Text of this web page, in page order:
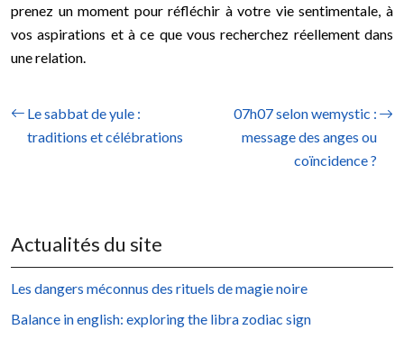
prenez un moment pour réfléchir à votre vie sentimentale, à
vos aspirations et à ce que vous recherchez réellement dans
une relation.
Le sabbat de yule :
traditions et célébrations
07h07 selon wemystic :
message des anges ou
coïncidence ?
Actualités du site
Les dangers méconnus des rituels de magie noire
Balance in english: exploring the libra zodiac sign